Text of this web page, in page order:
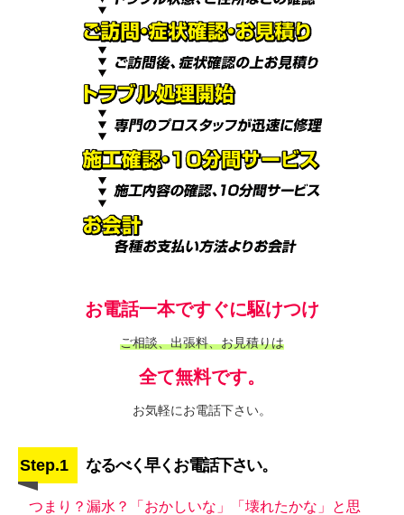
お電話一本ですぐに駆けつけ
ご相談、出張料、お見積りは
全て無料です。
お気軽にお電話下さい。
Step.1 なるべく早くお電話下さい。
つまり？漏水？「おかしいな」「壊れたかな」と思